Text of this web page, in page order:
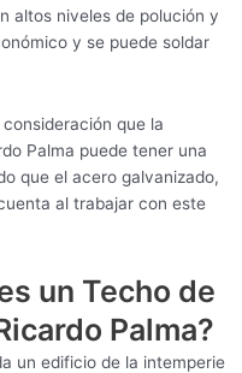
altos niveles de polución y
y se puede soldar
que la
Palma puede tener una
que el acero galvanizado,
al trabajar con este
un Techo de
Palma?
un edificio de la intemperie